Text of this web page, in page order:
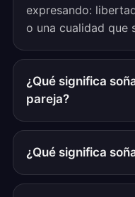
expresando:
o una cualidad que
¿Qué significa
pareja?
¿Qué significa